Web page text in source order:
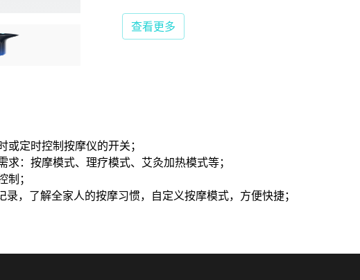
查看更多
或定时控制按摩仪的开关；
求：按摩模式、理疗模式、艾灸加热模式等；
制；
录，了解全家人的按摩习惯，自定义按摩模式，方便快捷；